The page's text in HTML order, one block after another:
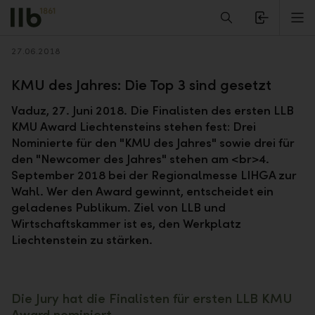
Alerts.Headline
Zurück
27.06.2018
KMU des Jahres: Die Top 3 sind gesetzt
Vaduz, 27. Juni 2018. Die Finalisten des ersten LLB
KMU Award Liechtensteins stehen fest: Drei
Nominierte für den "KMU des Jahres" sowie drei für
den "Newcomer des Jahres" stehen am <br>4.
September 2018 bei der Regionalmesse LIHGA zur
Wahl. Wer den Award gewinnt, entscheidet ein
geladenes Publikum. Ziel von LLB und
Wirtschaftskammer ist es, den Werkplatz
Liechtenstein zu stärken.
Die Jury hat die Finalisten für ersten LLB KMU